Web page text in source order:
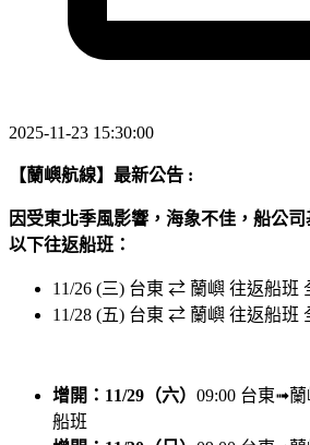
2025-11-23 15:30:00
【蘭嶼航線】最新公告 :
因受東北季風影響，海象不佳，船公
以下往返船班：
11/26 (三) 台東 ⇄ 蘭嶼 往返船班
11/28 (五) 台東 ⇄ 蘭嶼 往返船班
增開：11/29（六） 09:00 台東➟
船班